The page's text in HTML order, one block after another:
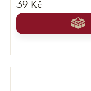
39 Kč